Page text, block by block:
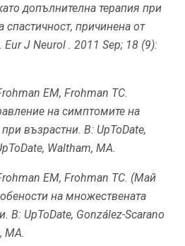
допълнителна терапия при
спастичност, причинена от
Eur J Neurol . 2011 Sep; 18 (9):
ЕМ, Frohman TC.
на симптомите на
възрастни. В: UpToDate,
Waltham, МА.
ЕМ, Frohman TC. (Май
на множествената
В: UpToDate, González-Scarano
МА.